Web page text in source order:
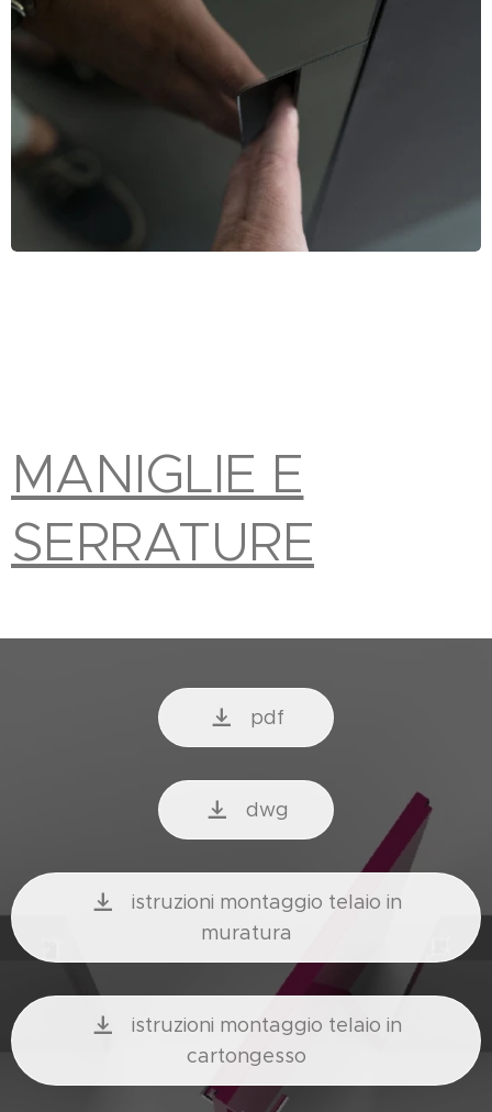
MANIGLIE E
SERRATURE
pdf
dwg
istruzioni montaggio telaio in
muratura
istruzioni montaggio telaio in
cartongesso